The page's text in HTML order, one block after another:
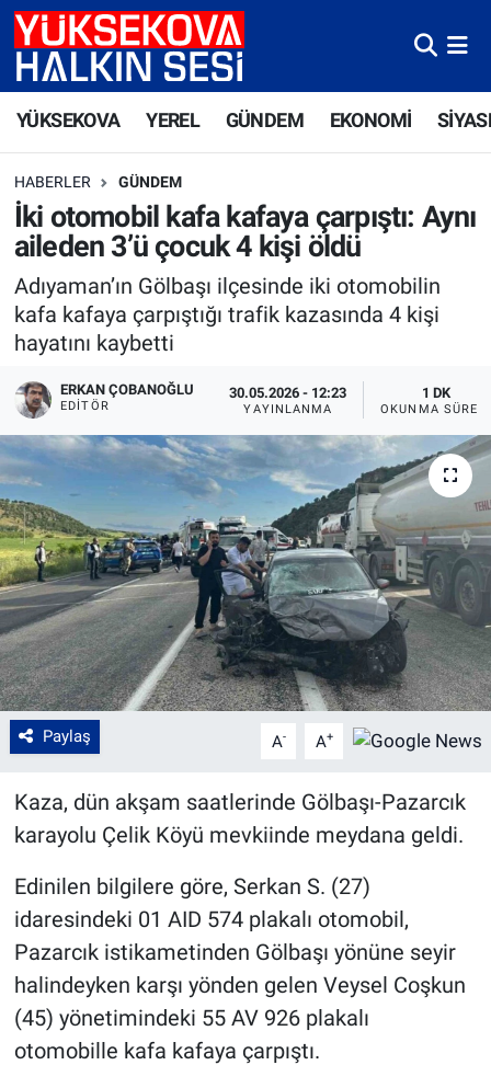
YÜKSEKOVA YEREL GÜNDEM EKONOMİ
HABERLER GÜNDEM
İki otomobil kafa kafaya çarpıştı: Aynı
aileden 3’ü çocuk 4 kişi öldü
Adıyaman’ın Gölbaşı ilçesinde iki otomobilin
kafa kafaya çarpıştığı trafik kazasında 4 kişi
hayatını kaybetti
ERKAN ÇOBANOĞLU
EDITÖR
30.05.2026 - 12:23
YAYINLANMA
1 DK
OKUNMA SÜRESI
Paylaş A- A+
Kaza, dün akşam saatlerinde Gölbaşı-Pazarcık
karayolu Çelik Köyü mevkiinde meydana geldi.
Edinilen bilgilere göre, Serkan S. (27)
idaresindeki 01 AID 574 plakalı otomobil,
Pazarcık istikametinden Gölbaşı yönüne seyir
halindeyken karşı yönden gelen Veysel Coşkun
(45) yönetimindeki 55 AV 926 plakalı
otomobille kafa kafaya çarpıştı.
Yüksekova Nöbetçi Eczaneler
Süper Lig Puan Durumu ve Fikstür
Tüm Manşetler
Son Dakika Haberleri